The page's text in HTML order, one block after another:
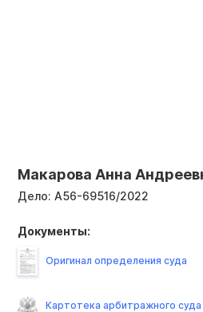
Макарова Анна
Дело: А56-69516/2022
Документы:
Оригинал определения суда
Картотека арбитражного суда